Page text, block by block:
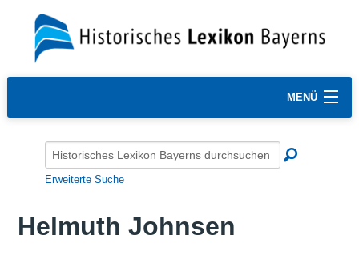
MENÜ
Erweiterte Suche
Helmuth Johnsen